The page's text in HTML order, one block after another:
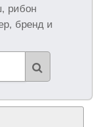
рибон
бренд и